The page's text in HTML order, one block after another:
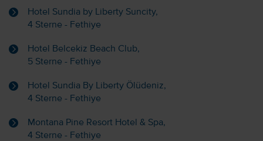
Hotel Sundia by Liberty Suncity,
4 Sterne - Fethiye
Hotel Belcekiz Beach Club,
5 Sterne - Fethiye
Hotel Sundia By Liberty Ölüdeniz,
4 Sterne - Fethiye
Montana Pine Resort Hotel & Spa,
4 Sterne - Fethiye